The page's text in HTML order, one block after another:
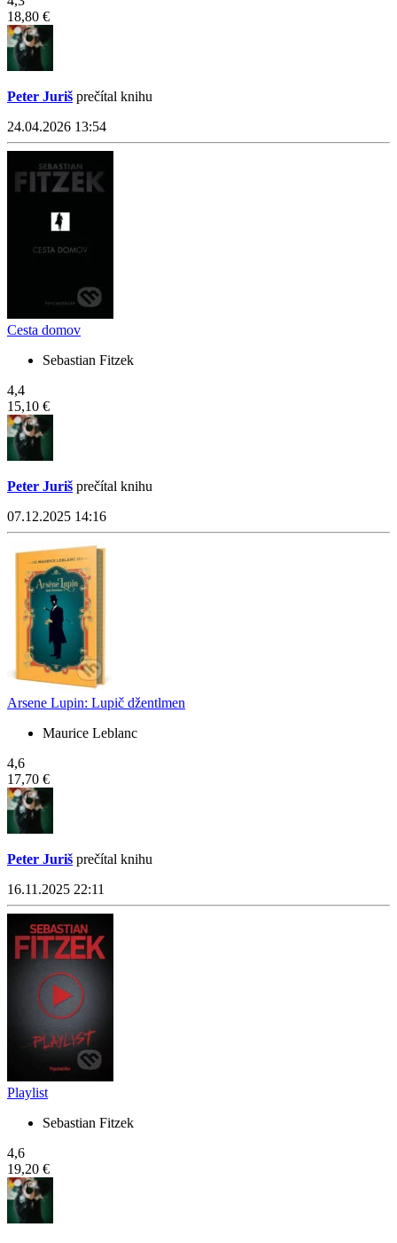
18,80 €
Peter Juriš prečítal knihu
24.04.2026 13:54
Cesta domov
Sebastian Fitzek
4,4
15,10 €
Peter Juriš prečítal knihu
07.12.2025 14:16
Arsene Lupin: Lupič džentlmen
Maurice Leblanc
4,6
17,70 €
Peter Juriš prečítal knihu
16.11.2025 22:11
Playlist
Sebastian Fitzek
4,6
19,20 €